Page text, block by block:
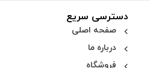
دسترسی سریع
صفحه اصلی
درباره ما
فروشگاه